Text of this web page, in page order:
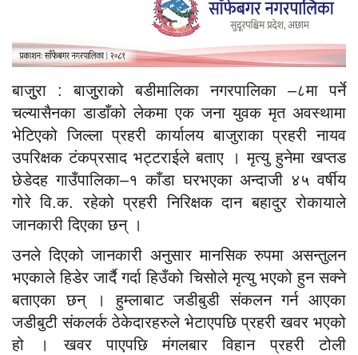
बाजुुरा : बाजुुराको बडीमालिका नगरपालिका –८मा पर्ने
चल्यासैनका डाडाँको लेकमा एक जना युवक मृत अवस्थामा
भेटिएको जिल्ला प्रहरी कार्यालय बाजुराका प्रहरी नायव
उपरिक्षक टंकप्रसाद भट्टराईले बताए । मृत्यु हुनेमा खप्तड
छेडेदह गाउँपालिका–१ काँडा घरभएका अन्दाजी ४५ वर्षीय
गोरे वि.क. रहेको प्रहरी निरिक्षक दान बहादुर रोकायाले
जानकारी दिएका छन् ।
उनले दिएको जानकारी अनुसार मानसिक रुपमा असन्तुलन
भएकाले हिडेर जार्दै गर्दा हिउँको चिसोले मृत्यु भएको हुन सक्ने
बताएका छन् । हुम्लाबाट जडीबुडी संकलन गर्न आएका
जडीबुटी संकलर्क ठेकेदारहरुले भेटाएपछि प्रहरी खवर भएको
हो । खवर पाएपछि मंगलबार विहान प्रहरी टोली